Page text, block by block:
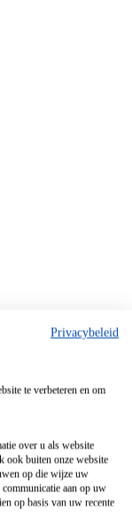
Privacybeleid
te verbeteren en om
over u als website
ook buiten onze website
op die wijze uw
aan op uw
op basis van uw recente